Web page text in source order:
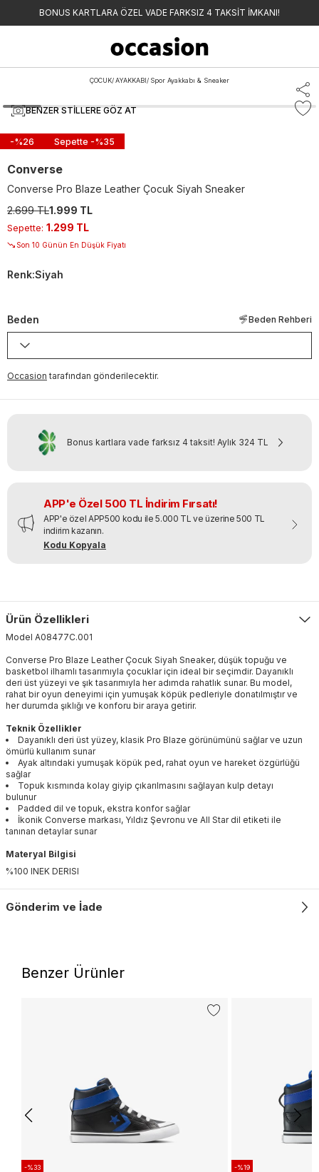
BONUS KARTLARA ÖZEL VADE FARKSIZ 4 TAKSİT İMKANI!
ÇOCUK/AYAKKABI/ Spor Ayakkabı & Sneaker
BENZER STILLERE GÖZ AT
-%26 Sepette -%35
Converse
Converse Pro Blaze Leather Çocuk Siyah Sneaker
2.699 TL1.999 TL
Sepette: 1.299 TL
Son 10 Günün En Düşük Fiyatı
Renk:Siyah
Beden Beden Rehberi
Occasion tarafından gönderilecektir.
Bonus kartlara vade farksız 4 taksit! Aylık 324 TL
APP'e Özel 500 TL İndirim Fırsatı!
APP'e özel APP500 kodu ile 5.000 TL ve üzerine 500 TL
indirim kazanın.
Kodu Kopyala
Ürün Özellikleri
Model A08477C.001
Converse Pro Blaze Leather Çocuk Siyah Sneaker, düşük topuğu ve
basketbol ilhamlı tasarımıyla çocuklar için ideal bir seçimdir. Dayanıklı
deri üst yüzeyi ve şık tasarımıyla her adımda rahatlık sunar. Bu model,
rahat bir oyun deneyimi için yumuşak köpük pedleriyle donatılmıştır ve
her durumda şıklığı ve konforu bir araya getirir.
Teknik Özellikler
Dayanıklı deri üst yüzey, klasik Pro Blaze görünümünü sağlar ve uzun
ömürlü kullanım sunar
Ayak altındaki yumuşak köpük ped, rahat oyun ve hareket özgürlüğü
sağlar
Topuk kısmında kolay giyip çıkarılmasını sağlayan kulp detayı
bulunur
Padded dil ve topuk, ekstra konfor sağlar
İkonik Converse markası, Yıldız Şevronu ve All Star dil etiketi ile
tanınan detaylar sunar
Materyal Bilgisi
%100 INEK DERISI
Gönderim ve İade
Benzer Ürünler
-%33 -%19